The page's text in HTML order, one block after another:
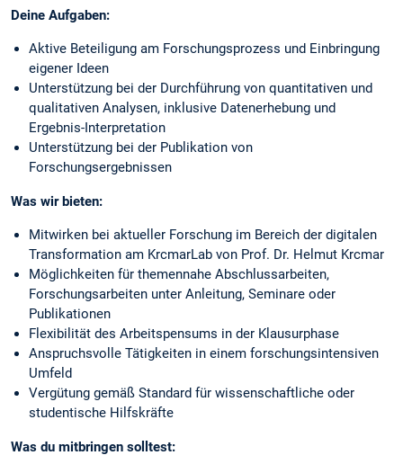
Deine Aufgaben:
Aktive Beteiligung am Forschungsprozess und Einbringung
eigener Ideen
Unterstützung bei der Durchführung von quantitativen und
qualitativen Analysen, inklusive Datenerhebung und
Ergebnis-Interpretation
Unterstützung bei der Publikation von
Forschungsergebnissen
Was wir bieten:
Mitwirken bei aktueller Forschung im Bereich der digitalen
Transformation am KrcmarLab von Prof. Dr. Helmut Krcmar
Möglichkeiten für themennahe Abschlussarbeiten,
Forschungsarbeiten unter Anleitung, Seminare oder
Publikationen
Flexibilität des Arbeitspensums in der Klausurphase
Anspruchsvolle Tätigkeiten in einem forschungsintensiven
Umfeld
Vergütung gemäß Standard für wissenschaftliche oder
studentische Hilfskräfte
Was du mitbringen solltest: